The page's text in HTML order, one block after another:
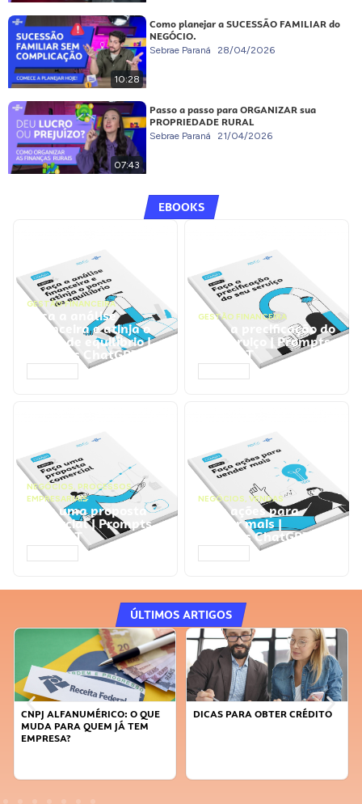
10:28
Como planejar a SUCESSÃO FAMILIAR do
NEGÓCIO.
Sebrae Paraná 28/04/2026
07:43
Passo a passo para ORGANIZAR sua
PROPRIEDADE RURAL
Sebrae Paraná 21/04/2026
EBOOKS
GESTÃO FINANCEIRA
Faça a análise
financeira e atinja o
ponto de equilíbrio |
Prompts ChatGPT
GESTÃO FINANCEIRA
Faça a precificação do
seu serviço | Prompts
ChatGPT
NEGÓCIOS, PROCESSOS
EMPRESARIAIS
Faça uma proposta
comercial | Prompts
ChatGPT
NEGÓCIOS, VENDAS
Faça ações para
vender mais |
Prompts ChatGPT
ÚLTIMOS ARTIGOS
CNPJ ALFANUMÉRICO: O QUE
MUDA PARA QUEM JÁ TEM
EMPRESA?
DICAS PARA OBTER CRÉDITO